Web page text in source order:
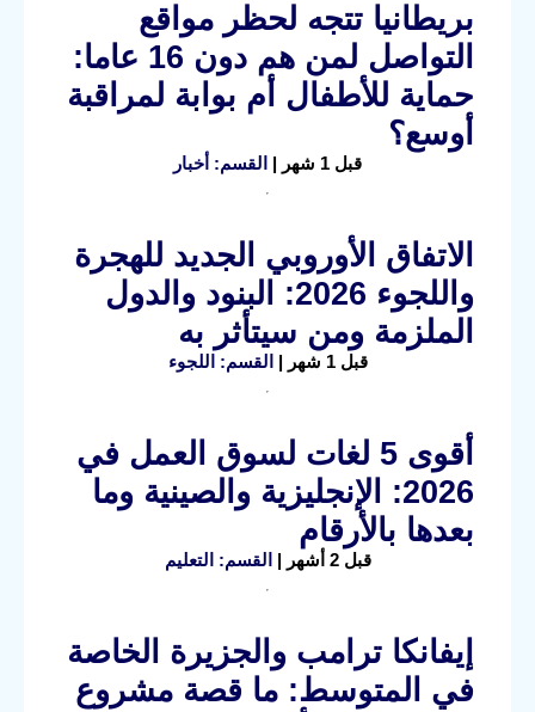
بريطانيا تتجه لحظر مواقع
التواصل لمن هم دون 16 عاما:
حماية للأطفال أم بوابة لمراقبة
أوسع؟
قبل 1 شهر | القسم: أخبار
الاتفاق الأوروبي الجديد للهجرة
واللجوء 2026: البنود والدول
الملزمة ومن سيتأثر به
قبل 1 شهر | القسم: اللجوء
أقوى 5 لغات لسوق العمل في
2026: الإنجليزية والصينية وما
بعدها بالأرقام
قبل 2 أشهر | القسم: التعليم
إيفانكا ترامب والجزيرة الخاصة
في المتوسط: ما قصة مشروع